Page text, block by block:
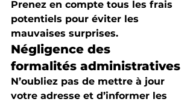
Prenez en compte tous les frais
potentiels pour éviter les
mauvaises surprises.
Négligence des
formalités administratives
N’oubliez pas de mettre à jour
votre adresse et d’informer les